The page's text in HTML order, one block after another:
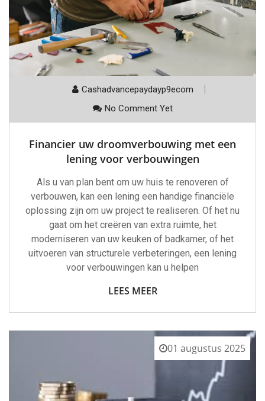
Cashadvancepaydayp9ecom
No Comment Yet
Financier uw droomverbouwing met een
lening voor verbouwingen
Als u van plan bent om uw huis te renoveren of
verbouwen, kan een lening een handige financiële
oplossing zijn om uw project te realiseren. Of het nu
gaat om het creëren van extra ruimte, het
moderniseren van uw keuken of badkamer, of het
uitvoeren van structurele verbeteringen, een lening
voor verbouwingen kan u helpen
LEES MEER
01 augustus 2025